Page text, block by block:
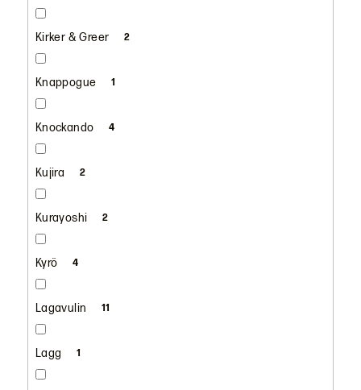
Kirker & Greer 2
Knappogue 1
Knockando 4
Kujira 2
Kurayoshi 2
Kyrö 4
Lagavulin 11
Lagg 1